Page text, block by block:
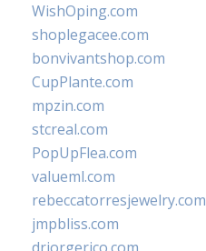
WishOping.com
shoplegacee.com
bonvivantshop.com
CupPlante.com
mpzin.com
stcreal.com
PopUpFlea.com
valueml.com
rebeccatorresjewelry.com
jmpbliss.com